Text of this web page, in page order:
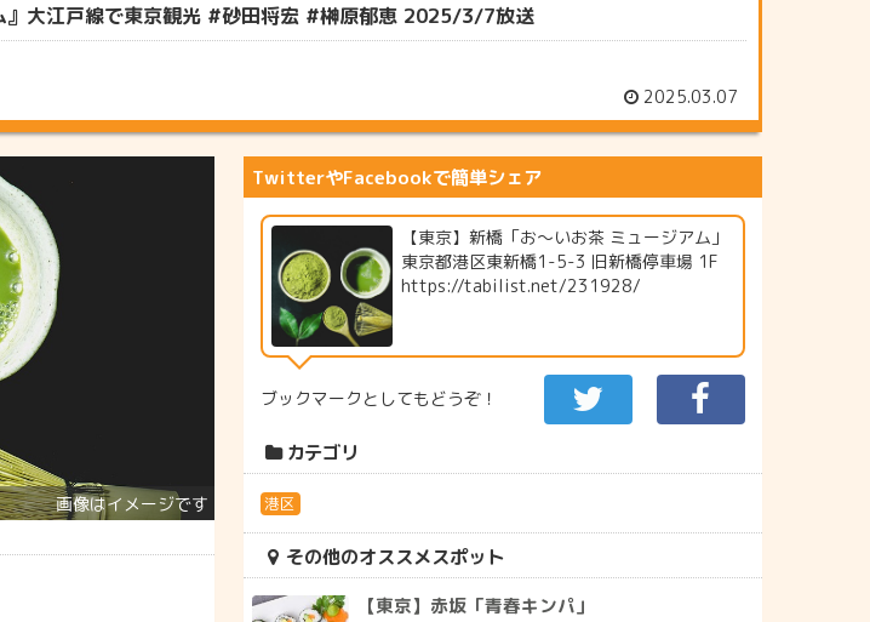
』大江戸線で東京観光 #砂田将宏 #榊原郁恵 2025/3/7放送
2025.03.07
TwitterやFacebookで簡単シェア
【東京】新橋「お～いお茶 ミュージアム」
東京都港区東新橋1-5-3 旧新橋停車場 1F
https://tabilist.net/231928/
ブックマークとしてもどうぞ！
カテゴリ
港区
その他のオススメスポット
【東京】赤坂「青春キンパ」